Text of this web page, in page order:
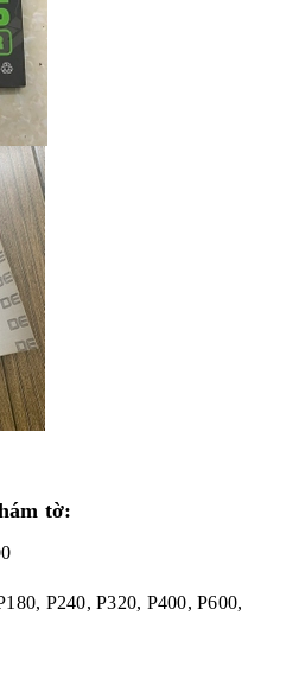
tờ:
P240, P320, P400, P600,